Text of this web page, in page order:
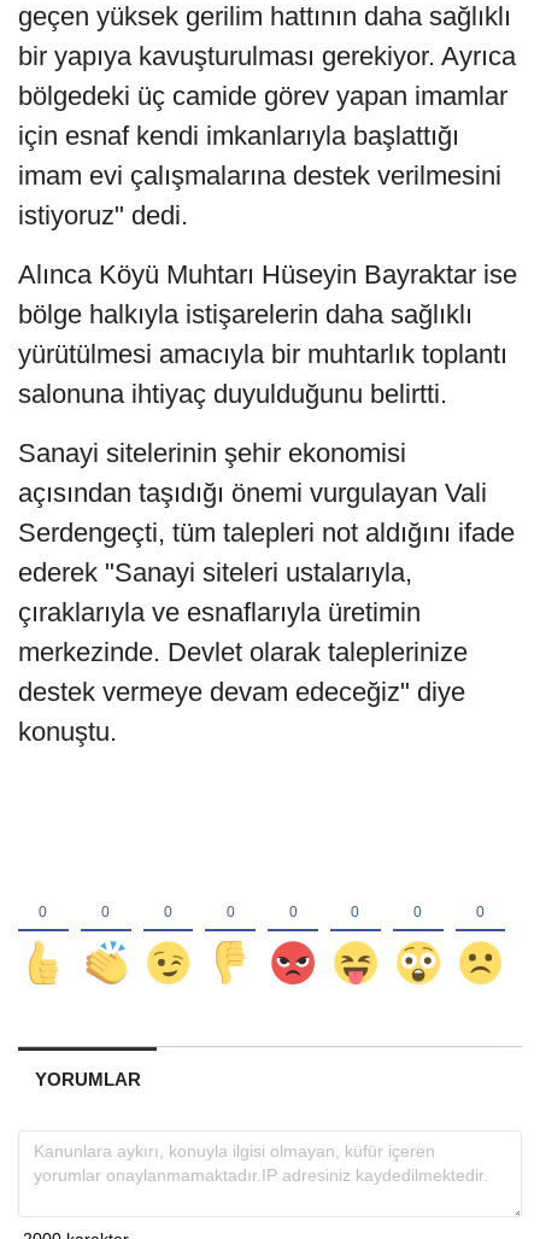
geçen yüksek gerilim hattının daha sağlıklı
bir yapıya kavuşturulması gerekiyor. Ayrıca
bölgedeki üç camide görev yapan imamlar
için esnaf kendi imkanlarıyla başlattığı
imam evi çalışmalarına destek verilmesini
istiyoruz" dedi.
Alınca Köyü Muhtarı Hüseyin Bayraktar ise
bölge halkıyla istişarelerin daha sağlıklı
yürütülmesi amacıyla bir muhtarlık toplantı
salonuna ihtiyaç duyulduğunu belirtti.
Sanayi sitelerinin şehir ekonomisi
açısından taşıdığı önemi vurgulayan Vali
Serdengeçti, tüm talepleri not aldığını ifade
ederek "Sanayi siteleri ustalarıyla,
çıraklarıyla ve esnaflarıyla üretimin
merkezinde. Devlet olarak taleplerinize
destek vermeye devam edeceğiz" diye
konuştu.
YORUMLAR